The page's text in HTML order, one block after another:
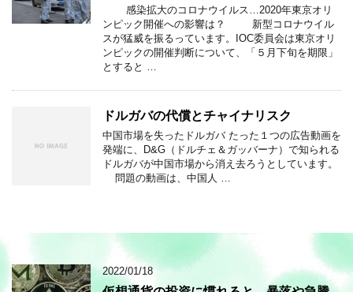
感染拡大のコロナウイルス…2020年東京オリ
ンピック開催への影響は？ 新型コロナウイル
スが猛威を振るっています。IOC委員会は東京オリ
ンピックの開催判断について、「５月下旬を期限」
とすると …
ドルガバの代償とチャイナリスク
中国市場を失ったドルガバ たった１つの広告動画を
発端に、D&G（ドルチェ＆ガッバーナ）で知られる
ドルガバが中国市場から消え去ろうとしています。
問題の動画は、中国人 …
2022/01/18